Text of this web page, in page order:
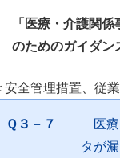
「医療・介護関
のためのガイダン
安全管理措置、従
Ｑ３－７
医
タが